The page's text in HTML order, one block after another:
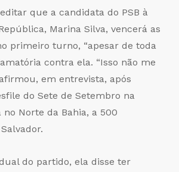
que a candidata do PSB à
Marina Silva, vencerá as
primeiro turno, “apesar de toda
contra ela. “Isso não me
em entrevista, após
do Sete de Setembro na
Norte da Bahia, a 500
do partido, ela disse ter